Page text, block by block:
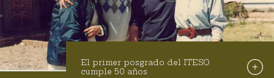
El primer posgrado del ITESO
cumple 50 años